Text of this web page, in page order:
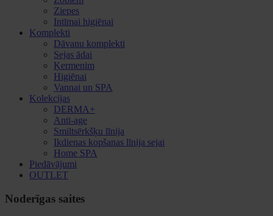
Ziepes
Intīmai higiēnai
Komplekti
Dāvanu komplekti
Sejas ādai
Ķermenim
Higiēnai
Vannai un SPA
Kolekcijas
DERMA+
Anti-age
Smiltsērkšķu līnija
Ikdienas kopšanas līnija sejai
Home SPA
Piedāvājumi
OUTLET
Noderīgas saites